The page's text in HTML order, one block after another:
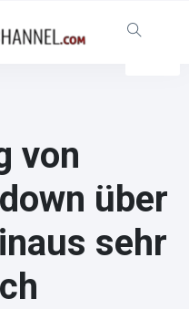
von
über
sehr